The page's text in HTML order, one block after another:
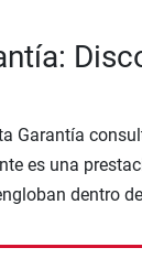
Garantía
es una
dentro